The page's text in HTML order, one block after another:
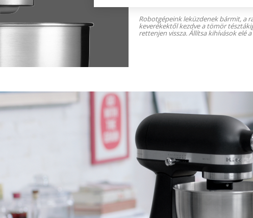
Robotgépeink leküzdenek bármit, a
keverékektől kezdve a tömör
rettenjen vissza. Állítsa kihívások elé